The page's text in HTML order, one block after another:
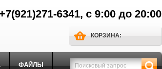
6341, с 9:00 до 20:00
КОРЗИНА:
ФАЙЛЫ